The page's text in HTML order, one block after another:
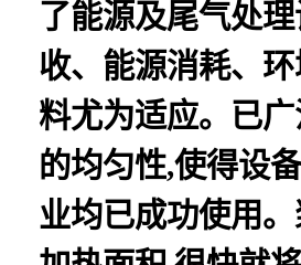
了能源及尾气处
收、能源消耗、
料尤为适应。已
的均匀性,使得设
业均已成功使用